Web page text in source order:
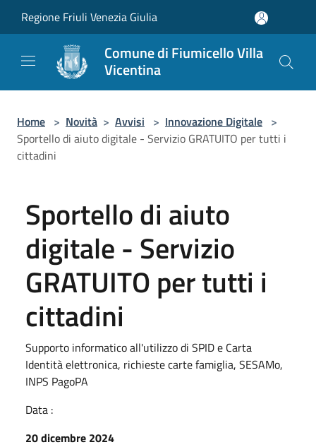
Regione Friuli Venezia Giulia
Comune di Fiumicello Villa
Vicentina
Home > Novità > Avvisi > Innovazione Digitale >
Sportello di aiuto digitale - Servizio GRATUITO per tutti i
cittadini
Sportello di aiuto
digitale - Servizio
GRATUITO per tutti i
cittadini
Supporto informatico all'utilizzo di SPID e Carta
Identità elettronica, richieste carte famiglia, SESAMo,
INPS PagoPA
Data :
20 dicembre 2024